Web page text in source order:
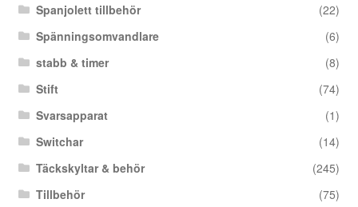
Spanjolett tillbehör
(22)
Spänningsomvandlare
(6)
stabb & timer
(8)
Stift
(74)
Svarsapparat
(1)
Switchar
(14)
Täckskyltar & behör
(245)
Tillbehör
(75)